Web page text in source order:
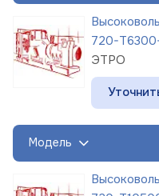
720-
ЭТРО
Модель